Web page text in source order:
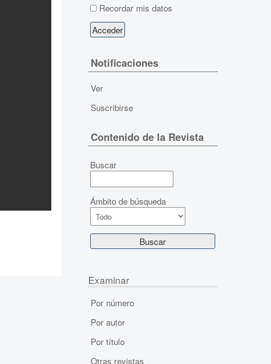
Recordar mis datos
Notificaciones
Ver
Suscribirse
Contenido de la Revista
Buscar
Ámbito de búsqueda
Examinar
Por número
Por autor
Por título
Otras revistas